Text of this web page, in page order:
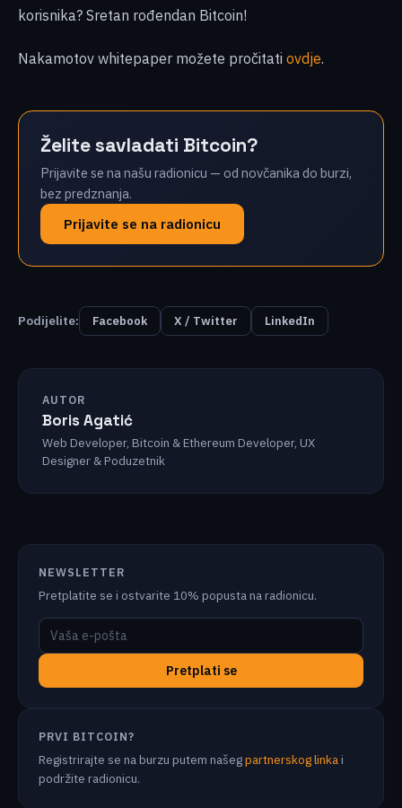
korisnika? Sretan rođendan Bitcoin!
Nakamotov whitepaper možete pročitati ovdje.
Želite savladati Bitcoin?
Prijavite se na našu radionicu — od novčanika do burzi,
bez predznanja.
Prijavite se na radionicu
Podijelite: Facebook X / Twitter LinkedIn
AUTOR
Boris Agatić
Web Developer, Bitcoin & Ethereum Developer, UX
Designer & Poduzetnik
NEWSLETTER
Pretplatite se i ostvarite 10% popusta na radionicu.
Pretplati se
PRVI BITCOIN?
Registrirajte se na burzu putem našegpartnerskog linkai
podržite radionicu.